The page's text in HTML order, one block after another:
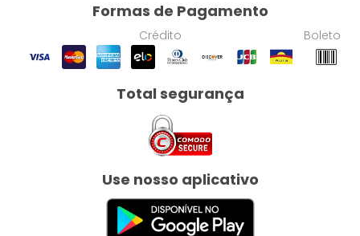
Formas de Pagamento
Crédito Boleto
Total segurança
Use nosso aplicativo